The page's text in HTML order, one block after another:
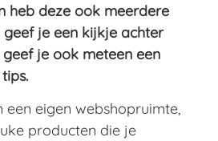
heb deze ook meerdere
geef je een kijkje achter
je ook meteen een
eigen webshopruimte,
producten die je